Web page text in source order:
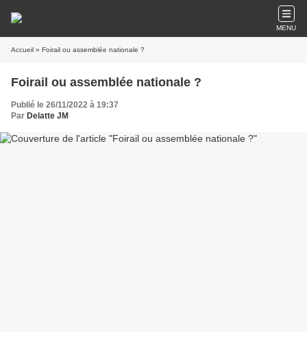
MENU
Accueil » Foirail ou assemblée nationale ?
Foirail ou assemblée nationale ?
Publié le 26/11/2022 à 19:37
Par Delatte JM